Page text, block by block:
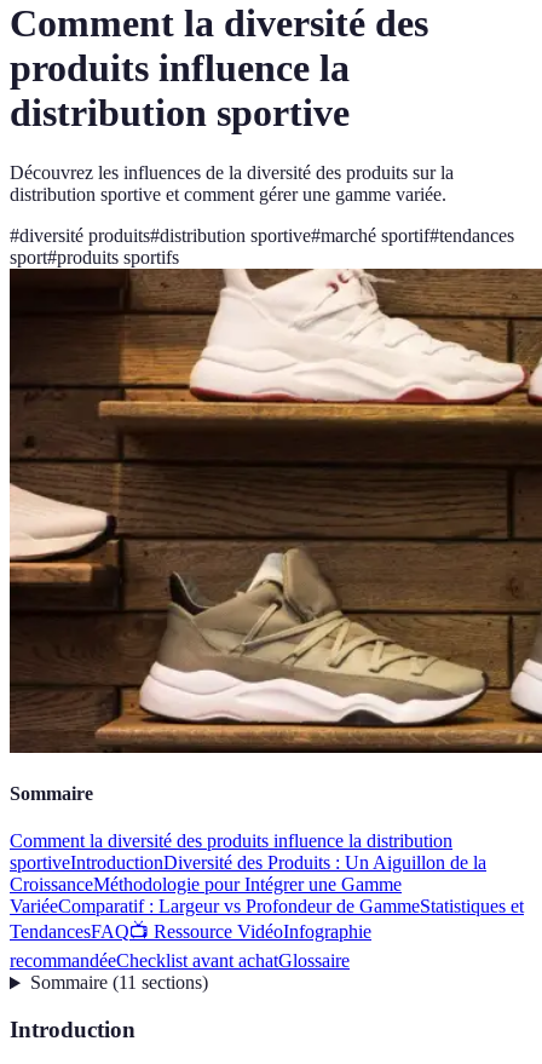
Comment la diversité des
produits influence la
distribution sportive
Découvrez les influences de la diversité des produits sur la
distribution sportive et comment gérer une gamme variée.
#diversité produits#distribution sportive#marché sportif#tendances
sport#produits sportifs
Sommaire
Comment la diversité des produits influence la distribution
sportiveIntroductionDiversité des Produits : Un Aiguillon de la
CroissanceMéthodologie pour Intégrer une Gamme
VariéeComparatif : Largeur vs Profondeur de GammeStatistiques et
TendancesFAQ📺 Ressource VidéoInfographie
recommandéeChecklist avant achatGlossaire
Sommaire(11 sections)
Introduction